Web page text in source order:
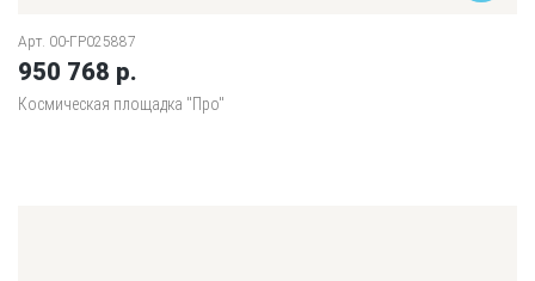
Арт. 00-ГР025887
950 768 р.
Космическая площадка "Про"